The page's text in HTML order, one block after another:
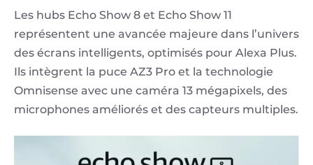
Les hubs Echo Show 8 et Echo Show 11
représentent une avancée majeure dans l’univers
des écrans intelligents, optimisés pour Alexa Plus.
Ils intègrent la puce AZ3 Pro et la technologie
Omnisense avec une caméra 13 mégapixels, des
microphones améliorés et des capteurs multiples.